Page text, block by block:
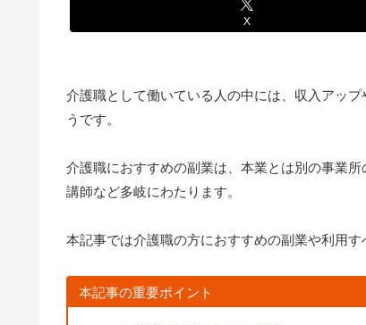
X
介護職として働いている人の中には、収入アッ
うです。
介護職におすすめの副業は、本業とは別の事業
講師など多岐にわたります。
本記事では介護職の方におすすめの副業や利用
本記事の重要ポイント